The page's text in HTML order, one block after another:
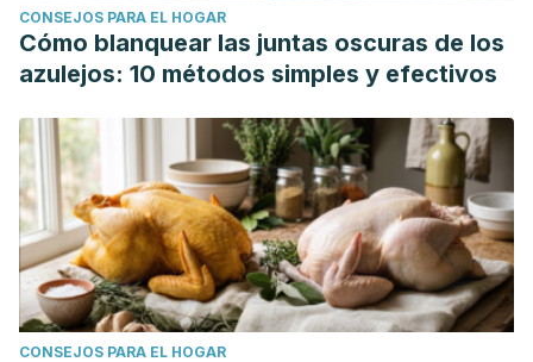
CONSEJOS PARA EL HOGAR
Cómo blanquear las juntas oscuras de los
azulejos: 10 métodos simples y efectivos
CONSEJOS PARA EL HOGAR